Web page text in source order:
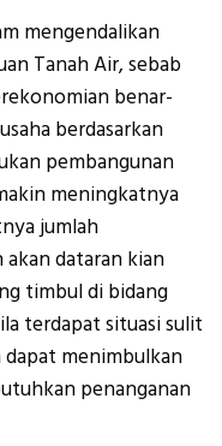
mengendalikan
Tanah Air, sebab
benar-
berdasarkan
pembangunan
meningkatnya
jumlah
akan dataran kian
timbul di bidang
terdapat situasi sulit
menimbulkan
penanganan